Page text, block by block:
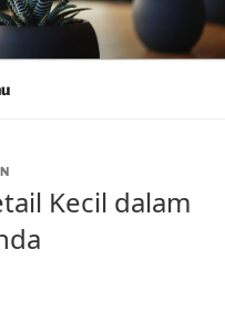
Kecil dalam